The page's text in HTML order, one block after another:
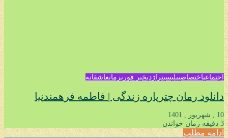
اجتماعیاختصاصیپلیسیتراژدیخبر فوریرمانعاشقانه
دانلود رمان چترپاره زندگی | فاطمه فرهمندنیا
10 , شهریور , 1401
3 دقیقه زمان خواندن
ادامه مطلب